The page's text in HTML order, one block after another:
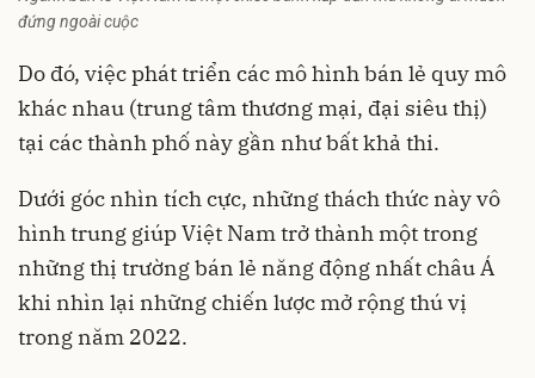
đứng ngoài cuộc
Do đó, việc phát triển các mô hình bán lẻ quy mô
khác nhau (trung tâm thương mại, đại siêu thị)
tại các thành phố này gần như bất khả thi.
Dưới góc nhìn tích cực, những thách thức này vô
hình trung giúp Việt Nam trở thành một trong
những thị trường bán lẻ năng động nhất châu Á
khi nhìn lại những chiến lược mở rộng thú vị
trong năm 2022.